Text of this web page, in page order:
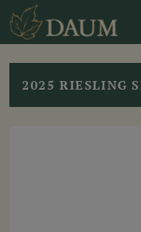
2025 RIESLING